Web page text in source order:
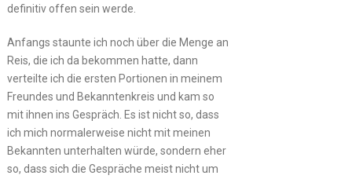
definitiv offen sein werde.
Anfangs staunte ich noch über die Menge an
Reis, die ich da bekommen hatte, dann
verteilte ich die ersten Portionen in meinem
Freundes und Bekanntenkreis und kam so
mit ihnen ins Gespräch. Es ist nicht so, dass
ich mich normalerweise nicht mit meinen
Bekannten unterhalten würde, sondern eher
so, dass sich die Gespräche meist nicht um